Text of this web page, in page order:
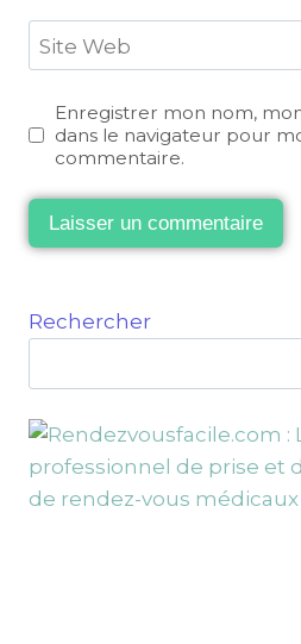
Site Web
Enregistrer mon nom,
dans le navigateur pour
commentaire.
Rechercher